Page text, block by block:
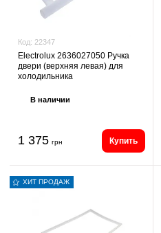
Код: 22347
Electrolux 2636027050 Ручка
двери (верхняя левая) для
холодильника
В наличии
1 375 грн Купить
ХИТ ПРОДАЖ